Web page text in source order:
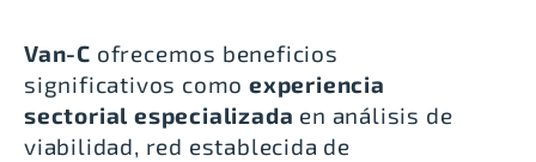
Van-C ofrecemos beneficios
significativos comoexperiencia
sectorial especializada en análisis de
viabilidad, red establecida de